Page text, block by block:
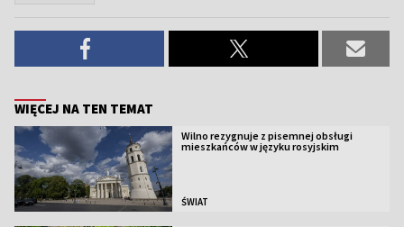
WIĘCEJ NA TEN TEMAT
Wilno rezygnuje z pisemnej obsługi
mieszkańców w języku rosyjskim
ŚWIAT